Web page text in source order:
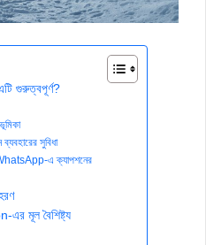
গুরুত্বপূর্ণ?
সুবিধা
এ ক্যাপশনের
মূল বৈশিষ্ট্য